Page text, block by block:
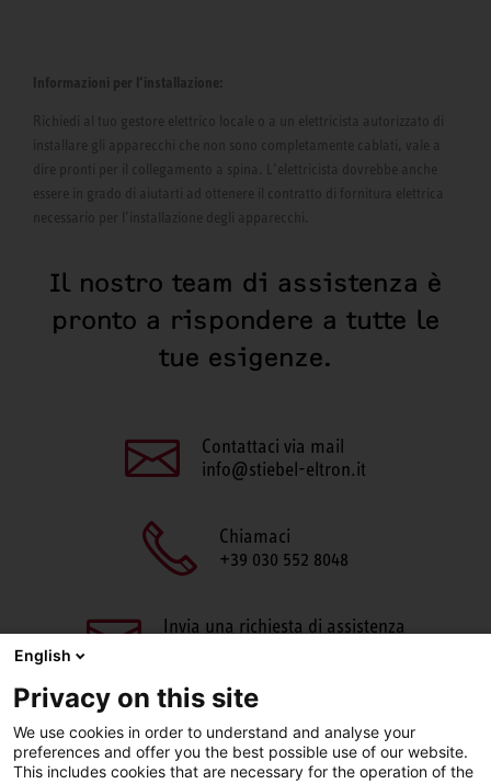
Informazioni per l’installazione:
Richiedi al tuo gestore elettrico locale o a un elettricista autorizzato di
installare gli apparecchi che non sono completamente cablati, vale a
dire pronti per il collegamento a spina. L’elettricista dovrebbe anche
essere in grado di aiutarti ad ottenere il contratto di fornitura elettrica
necessario per l’installazione degli apparecchi.
Il nostro team di assistenza è
pronto a rispondere a tutte le
tue esigenze.
Contattaci via mail
info@stiebel-eltron.it
Chiamaci
+39 030 552 8048
Invia una richiesta di assistenza
English
Privacy on this site
We use cookies in order to understand and analyse your
preferences and offer you the best possible use of our website.
This includes cookies that are necessary for the operation of the